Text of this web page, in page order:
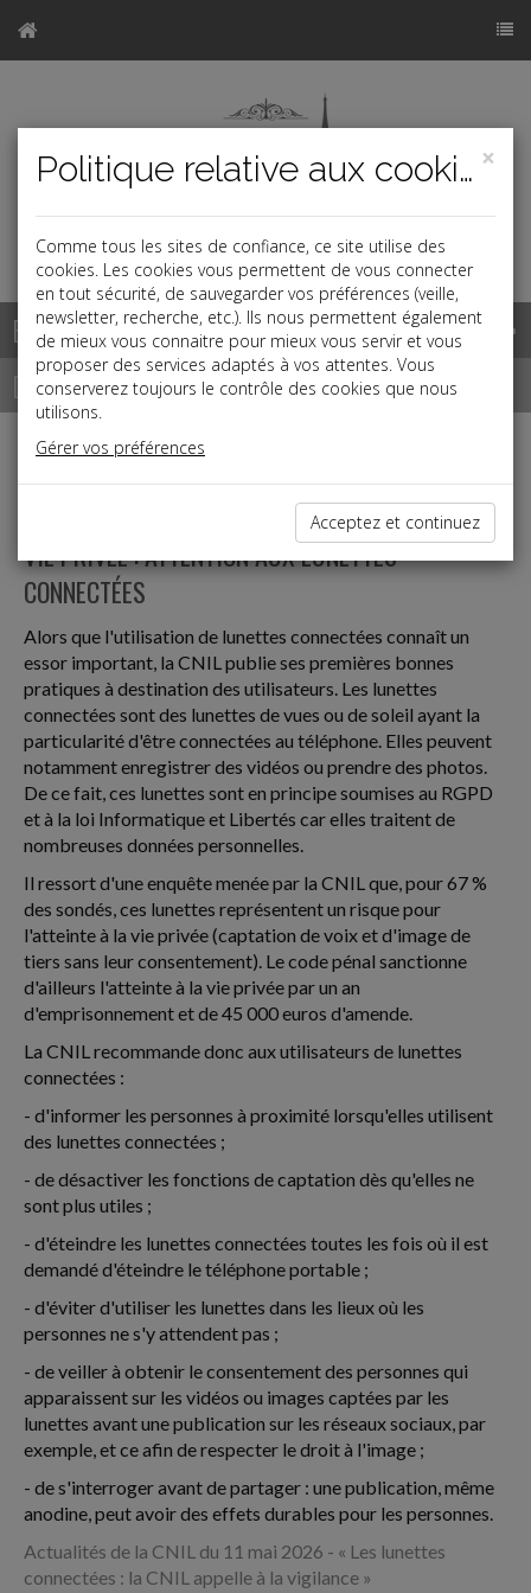
Base documentaire
Dépêches
j
Vie des affaires
VIE PRIVÉE : ATTENTION AUX LUNETTES
CONNECTÉES
Alors que l'utilisation de lunettes connectées connaît un
essor important, la CNIL publie ses premières bonnes
pratiques à destination des utilisateurs. Les lunettes
connectées sont des lunettes de vues ou de soleil ayant la
particularité d'être connectées au téléphone. Elles peuvent
notamment enregistrer des vidéos ou prendre des photos.
De ce fait, ces lunettes sont en principe soumises au RGPD
et à la loi Informatique et Libertés car elles traitent de
nombreuses données personnelles.
Il ressort d'une enquête menée par la CNIL que, pour 67 %
des sondés, ces lunettes représentent un risque pour
l'atteinte à la vie privée (captation de voix et d'image de
tiers sans leur consentement). Le code pénal sanctionne
d'ailleurs l'atteinte à la vie privée par un an
d'emprisonnement et de 45 000 euros d'amende.
La CNIL recommande donc aux utilisateurs de lunettes
connectées :
- d'informer les personnes à proximité lorsqu'elles utilisent
des lunettes connectées ;
- de désactiver les fonctions de captation dès qu'elles ne
sont plus utiles ;
- d'éteindre les lunettes connectées toutes les fois où il est
demandé d'éteindre le téléphone portable ;
- d'éviter d'utiliser les lunettes dans les lieux où les
personnes ne s'y attendent pas ;
- de veiller à obtenir le consentement des personnes qui
apparaissent sur les vidéos ou images captées par les
lunettes avant une publication sur les réseaux sociaux, par
exemple, et ce afin de respecter le droit à l'image ;
- de s'interroger avant de partager : une publication, même
anodine, peut avoir des effets durables pour les personnes.
Actualités de la CNIL du 11 mai 2026 - « Les lunettes
connectées : la CNIL appelle à la vigilance »
×
Politique relative aux cookies
Comme tous les sites de confiance, ce site utilise des
cookies. Les cookies vous permettent de vous connecter
en tout sécurité, de sauvegarder vos préférences (veille,
newsletter, recherche, etc.). Ils nous permettent également
de mieux vous connaitre pour mieux vous servir et vous
proposer des services adaptés à vos attentes. Vous
conserverez toujours le contrôle des cookies que nous
utilisons.
Gérer vos préférences
Acceptez et continuez